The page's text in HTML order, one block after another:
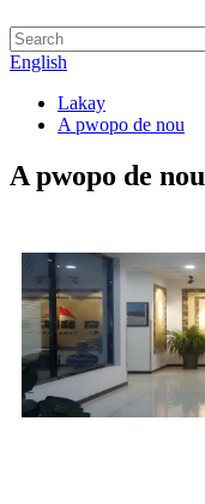
English
Lakay
A pwopo de nou
A pwopo de nou